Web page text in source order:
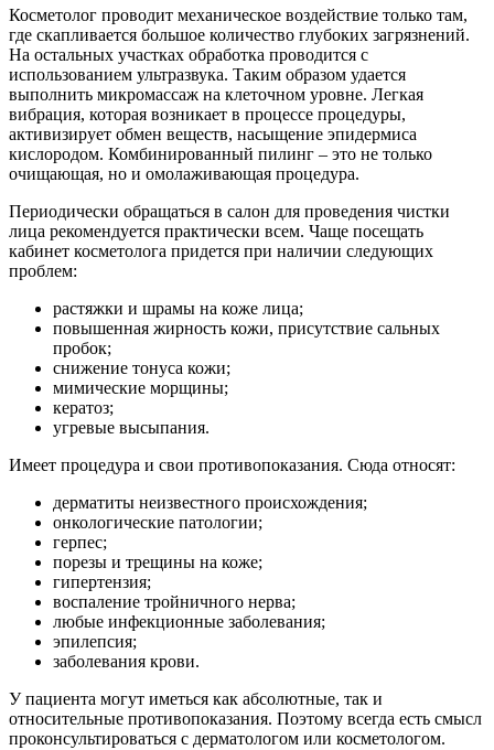
Косметолог проводит механическое воздействие только там,
где скапливается большое количество глубоких загрязнений.
На остальных участках обработка проводится с
использованием ультразвука. Таким образом удается
выполнить микромассаж на клеточном уровне. Легкая
вибрация, которая возникает в процессе процедуры,
активизирует обмен веществ, насыщение эпидермиса
кислородом. Комбинированный пилинг – это не только
очищающая, но и омолаживающая процедура.
Периодически обращаться в салон для проведения чистки
лица рекомендуется практически всем. Чаще посещать
кабинет косметолога придется при наличии следующих
проблем:
растяжки и шрамы на коже лица;
повышенная жирность кожи, присутствие сальных
пробок;
снижение тонуса кожи;
мимические морщины;
кератоз;
угревые высыпания.
Имеет процедура и свои противопоказания. Сюда относят:
дерматиты неизвестного происхождения;
онкологические патологии;
герпес;
порезы и трещины на коже;
гипертензия;
воспаление тройничного нерва;
любые инфекционные заболевания;
эпилепсия;
заболевания крови.
У пациента могут иметься как абсолютные, так и
относительные противопоказания. Поэтому всегда есть смысл
проконсультироваться с дерматологом или косметологом.